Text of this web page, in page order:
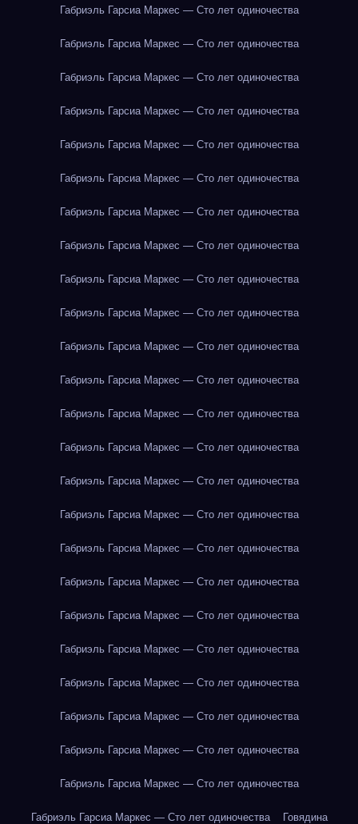
Габриэль Гарсиа Маркес — Сто лет одиночества
Габриэль Гарсиа Маркес — Сто лет одиночества
Габриэль Гарсиа Маркес — Сто лет одиночества
Габриэль Гарсиа Маркес — Сто лет одиночества
Габриэль Гарсиа Маркес — Сто лет одиночества
Габриэль Гарсиа Маркес — Сто лет одиночества
Габриэль Гарсиа Маркес — Сто лет одиночества
Габриэль Гарсиа Маркес — Сто лет одиночества
Габриэль Гарсиа Маркес — Сто лет одиночества
Габриэль Гарсиа Маркес — Сто лет одиночества
Габриэль Гарсиа Маркес — Сто лет одиночества
Габриэль Гарсиа Маркес — Сто лет одиночества
Габриэль Гарсиа Маркес — Сто лет одиночества
Габриэль Гарсиа Маркес — Сто лет одиночества
Габриэль Гарсиа Маркес — Сто лет одиночества
Габриэль Гарсиа Маркес — Сто лет одиночества
Габриэль Гарсиа Маркес — Сто лет одиночества
Габриэль Гарсиа Маркес — Сто лет одиночества
Габриэль Гарсиа Маркес — Сто лет одиночества
Габриэль Гарсиа Маркес — Сто лет одиночества
Габриэль Гарсиа Маркес — Сто лет одиночества
Габриэль Гарсиа Маркес — Сто лет одиночества
Габриэль Гарсиа Маркес — Сто лет одиночества
Габриэль Гарсиа Маркес — Сто лет одиночества
Габриэль Гарсиа Маркес — Сто лет одиночества Говядина